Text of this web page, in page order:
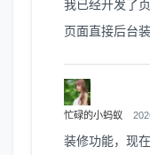
我已经开发了
页面直接后台装
忙碌的小蚂蚁
装修功能，现